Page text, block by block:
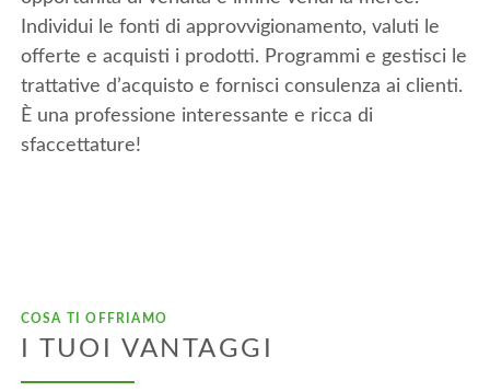
Individui le fonti di approvvigionamento, valuti le
offerte e acquisti i prodotti. Programmi e gestisci le
trattative d’acquisto e fornisci consulenza ai clienti.
È una professione interessante e ricca di
sfaccettature!
COSA TI OFFRIAMO
I TUOI VANTAGGI